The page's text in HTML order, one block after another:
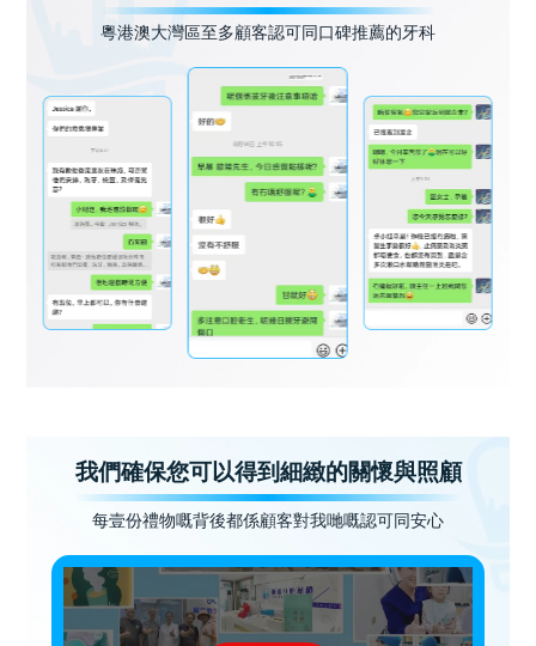
粵港澳大灣區至多顧客認可同口碑推薦的牙科
我們確保您可以得到細緻的關懷與照顧
每壹份禮物嘅背後都係顧客對我哋嘅認可同安心